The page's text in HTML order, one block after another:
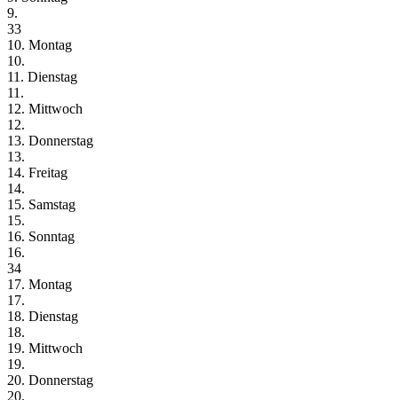
9.
33
10. Montag
10.
11. Dienstag
11.
12. Mittwoch
12.
13. Donnerstag
13.
14. Freitag
14.
15. Samstag
15.
16. Sonntag
16.
34
17. Montag
17.
18. Dienstag
18.
19. Mittwoch
19.
20. Donnerstag
20.